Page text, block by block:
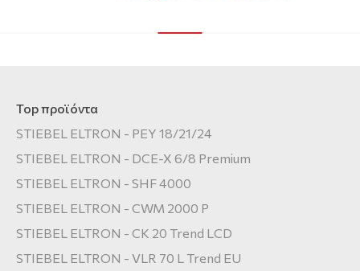
Top προϊόντα
STIEBEL ELTRON - PEY 18/21/24
STIEBEL ELTRON - DCE-X 6/8 Premium
STIEBEL ELTRON - SHF 4000
STIEBEL ELTRON - CWM 2000 P
STIEBEL ELTRON - CK 20 Trend LCD
STIEBEL ELTRON - VLR 70 L Trend EU